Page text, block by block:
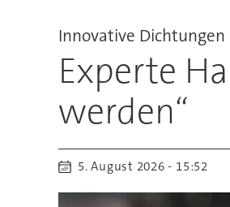
Innovative Dichtungen
Experte
werden“
5. August 2026 - 15:52